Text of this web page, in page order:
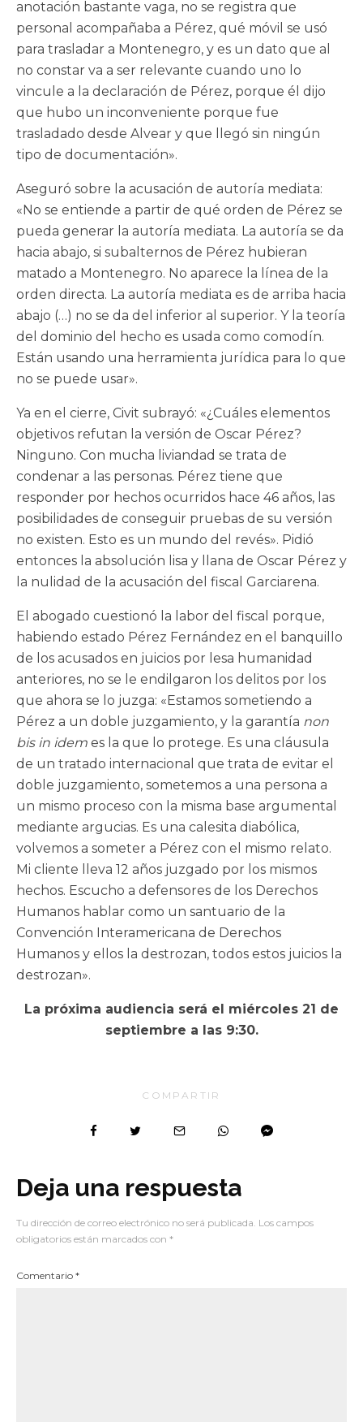
anotación bastante vaga, no se registra que
personal acompañaba a Pérez, qué móvil se usó
para trasladar a Montenegro, y es un dato que al
no constar va a ser relevante cuando uno lo
vincule a la declaración de Pérez, porque él dijo
que hubo un inconveniente porque fue
trasladado desde Alvear y que llegó sin ningún
tipo de documentación».
Aseguró sobre la acusación de autoría mediata:
«No se entiende a partir de qué orden de Pérez se
pueda generar la autoría mediata. La autoría se da
hacia abajo, si subalternos de Pérez hubieran
matado a Montenegro. No aparece la línea de la
orden directa. La autoría mediata es de arriba hacia
abajo (…) no se da del inferior al superior. Y la teoría
del dominio del hecho es usada como comodín.
Están usando una herramienta jurídica para lo que
no se puede usar».
Ya en el cierre, Civit subrayó: «¿Cuáles elementos
objetivos refutan la versión de Oscar Pérez?
Ninguno. Con mucha liviandad se trata de
condenar a las personas. Pérez tiene que
responder por hechos ocurridos hace 46 años, las
posibilidades de conseguir pruebas de su versión
no existen. Esto es un mundo del revés». Pidió
entonces la absolución lisa y llana de Oscar Pérez y
la nulidad de la acusación del fiscal Garciarena.
El abogado cuestionó la labor del fiscal porque,
habiendo estado Pérez Fernández en el banquillo
de los acusados en juicios por lesa humanidad
anteriores, no se le endilgaron los delitos por los
que ahora se lo juzga: «Estamos sometiendo a
Pérez a un doble juzgamiento, y la garantía non
bis in idem es la que lo protege. Es una cláusula
de un tratado internacional que trata de evitar el
doble juzgamiento, sometemos a una persona a
un mismo proceso con la misma base argumental
mediante argucias. Es una calesita diabólica,
volvemos a someter a Pérez con el mismo relato.
Mi cliente lleva 12 años juzgado por los mismos
hechos. Escucho a defensores de los Derechos
Humanos hablar como un santuario de la
Convención Interamericana de Derechos
Humanos y ellos la destrozan, todos estos juicios la
destrozan».
La próxima audiencia será el miércoles 21 de
septiembre a las 9:30.
COMPARTIR
Deja una respuesta
Tu dirección de correo electrónico no será publicada. Los campos
obligatorios están marcados con *
Comentario *